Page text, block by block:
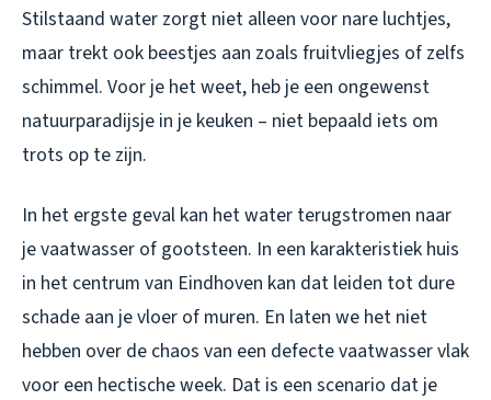
Stilstaand water zorgt niet alleen voor nare luchtjes,
maar trekt ook beestjes aan zoals fruitvliegjes of zelfs
schimmel. Voor je het weet, heb je een ongewenst
natuurparadijsje in je keuken – niet bepaald iets om
trots op te zijn.
In het ergste geval kan het water terugstromen naar
je vaatwasser of gootsteen. In een karakteristiek huis
in het centrum van Eindhoven kan dat leiden tot dure
schade aan je vloer of muren. En laten we het niet
hebben over de chaos van een defecte vaatwasser vlak
voor een hectische week. Dat is een scenario dat je